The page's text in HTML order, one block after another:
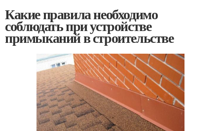
Какие правила необходимо
соблюдать при устройстве
примыканий в строительстве